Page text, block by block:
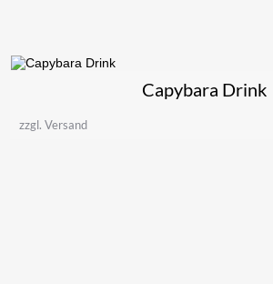
Capybara Drink
zzgl. Versand